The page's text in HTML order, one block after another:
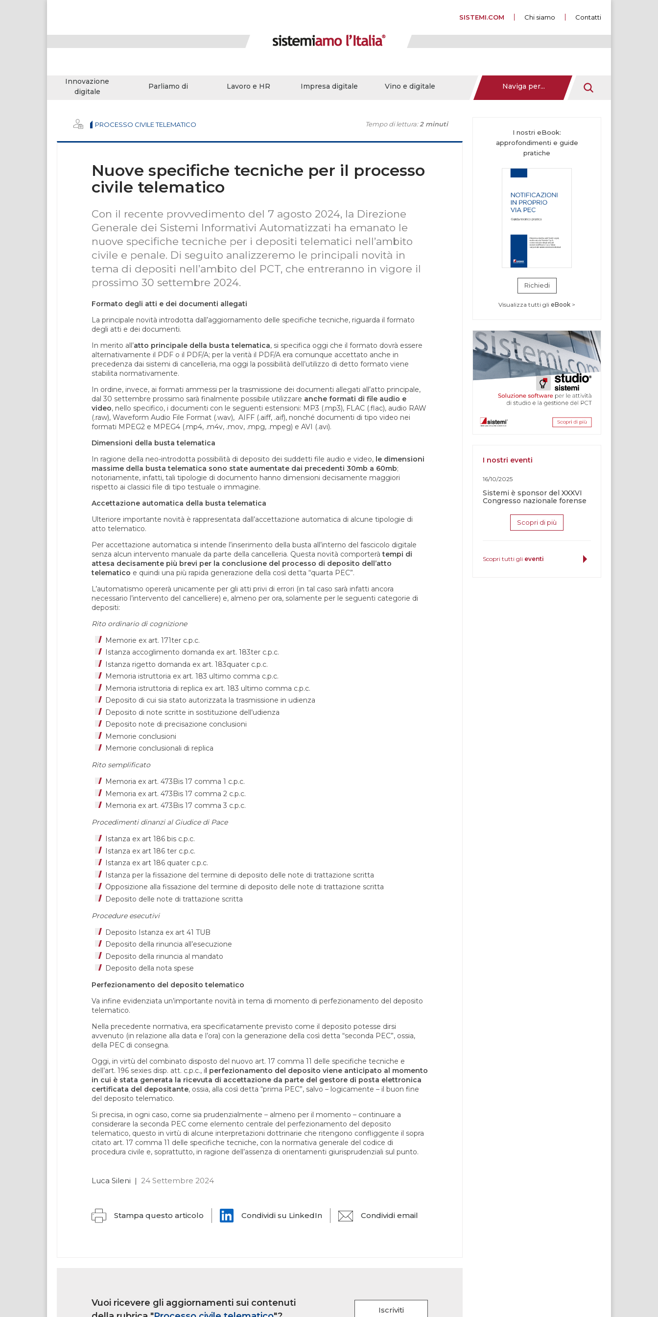
SISTEMI.COM Chi siamo Contatti
Innovazione
digitale
Parliamo di Lavoro e HR Impresa digitale Vino e digitale Naviga per...
PROCESSO CIVILE TELEMATICO Tempo di lettura:2 minuti
Nuove specifiche tecniche per il processo
civile telematico
Con il recente provvedimento del 7 agosto 2024, la Direzione
Generale dei Sistemi Informativi Automatizzati ha emanato le
nuove specifiche tecniche per i depositi telematici nell’ambito
civile e penale. Di seguito analizzeremo le principali novità in
tema di depositi nell’ambito del PCT, che entreranno in vigore il
prossimo 30 settembre 2024.
Formato degli atti e dei documenti allegati
La principale novità introdotta dall’aggiornamento delle specifiche tecniche, riguarda il formato
degli atti e dei documenti.
In merito all’atto principale della busta telematica, si specifica oggi che il formato dovrà essere
alternativamente il PDF o il PDF/A; per la verità il PDF/A era comunque accettato anche in
precedenza dai sistemi di cancelleria, ma oggi la possibilità dell’utilizzo di detto formato viene
stabilita normativamente.
In ordine, invece, ai formati ammessi per la trasmissione dei documenti allegati all’atto principale,
dal 30 settembre prossimo sarà finalmente possibile utilizzare anche formati di file audio e
video, nello specifico, i documenti con le seguenti estensioni: MP3 (.mp3), FLAC (.flac), audio RAW
(.raw), Waveform Audio File Format (.wav), AIFF (.aiff, .aif), nonché documenti di tipo video nei
formati MPEG2 e MPEG4 (.mp4, .m4v, .mov, .mpg, .mpeg) e AVI (.avi).
Dimensioni della busta telematica
In ragione della neo-introdotta possibilità di deposito dei suddetti file audio e video, le dimensioni
massime della busta telematica sono state aumentate dai precedenti 30mb a 60mb;
notoriamente, infatti, tali tipologie di documento hanno dimensioni decisamente maggiori
rispetto ai classici file di tipo testuale o immagine.
Accettazione automatica della busta telematica
Ulteriore importante novità è rappresentata dall’accettazione automatica di alcune tipologie di
atto telematico.
Per accettazione automatica si intende l’inserimento della busta all’interno del fascicolo digitale
senza alcun intervento manuale da parte della cancelleria. Questa novità comporteràtempi di
attesa decisamente più brevi per la conclusione del processo di deposito dell’atto
telematico e quindi una più rapida generazione della così detta “quarta PEC”.
L’automatismo opererà unicamente per gli atti privi di errori (in tal caso sarà infatti ancora
necessario l’intervento del cancelliere) e, almeno per ora, solamente per le seguenti categorie di
depositi:
Rito ordinario di cognizione
Memorie ex art. 171ter c.p.c.
Istanza accoglimento domanda ex art. 183ter c.p.c.
Istanza rigetto domanda ex art. 183quater c.p.c.
Memoria istruttoria ex art. 183 ultimo comma c.p.c.
Memoria istruttoria di replica ex art. 183 ultimo comma c.p.c.
Deposito di cui sia stato autorizzata la trasmissione in udienza
Deposito di note scritte in sostituzione dell’udienza
Deposito note di precisazione conclusioni
Memorie conclusioni
Memorie conclusionali di replica
Rito semplificato
Memoria ex art. 473Bis 17 comma 1 c.p.c.
Memoria ex art. 473Bis 17 comma 2 c.p.c.
Memoria ex art. 473Bis 17 comma 3 c.p.c.
Procedimenti dinanzi al Giudice di Pace
Istanza ex art 186 bis c.p.c.
Istanza ex art 186 ter c.p.c.
Istanza ex art 186 quater c.p.c.
Istanza per la fissazione del termine di deposito delle note di trattazione scritta
Opposizione alla fissazione del termine di deposito delle note di trattazione scritta
Deposito delle note di trattazione scritta
Procedure esecutivi
Deposito Istanza ex art 41 TUB
Deposito della rinuncia all’esecuzione
Deposito della rinuncia al mandato
Deposito della nota spese
Perfezionamento del deposito telematico
Va infine evidenziata un’importante novità in tema di momento di perfezionamento del deposito
telematico.
Nella precedente normativa, era specificatamente previsto come il deposito potesse dirsi
avvenuto (in relazione alla data e l’ora) con la generazione della così detta “seconda PEC”, ossia,
della PEC di consegna.
Oggi, in virtù del combinato disposto del nuovo art. 17 comma 11 delle specifiche tecniche e
dell’art. 196 sexies disp. att. c.p.c., i l perfezionamento del deposito viene anticipato al momento
in cui è stata generata la ricevuta di accettazione da parte del gestore di posta elettronica
certificata del depositante, ossia, alla così detta “prima PEC”, salvo – logicamente – il buon fine
del deposito telematico.
Si precisa, in ogni caso, come sia prudenzialmente – almeno per il momento – continuare a
considerare la seconda PEC come elemento centrale del perfezionamento del deposito
telematico, questo in virtù di alcune interpretazioni dottrinarie che ritengono confliggente il sopra
citato art. 17 comma 11 delle specifiche tecniche, con la normativa generale del codice di
procedura civile e, soprattutto, in ragione dell’assenza di orientamenti giurisprudenziali sul punto.
Luca Sileni | 24 Settembre 2024
Stampa questo articolo Condividi su LinkedIn Condividi email
Vuoi ricevere gli aggiornamenti sui contenuti
Iscriviti
I nostri eBook:
approfondimenti e guide
pratiche
Richiedi
Visualizza tutti gli eBook >
I nostri eventi
16/10/2025
Sistemi è sponsor del XXXVI
Congresso nazionale forense
Scopri di più
Scopri tutti gli eventi